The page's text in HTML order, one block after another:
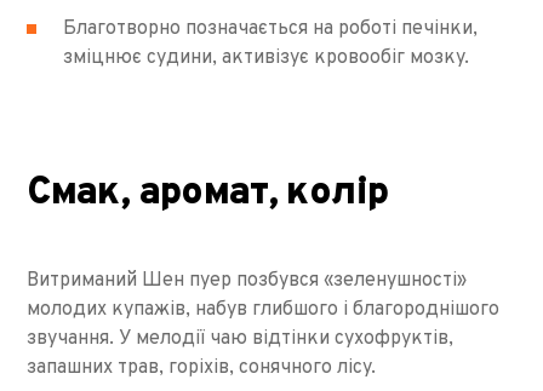
Благотворно позначається на роботі печінки,
зміцнює судини, активізує кровообіг мозку.
Смак, аромат, колір
Витриманий Шен пуер позбувся «зеленушності»
молодих купажів, набув глибшого і благороднішого
звучання. У мелодії чаю відтінки сухофруктів,
запашних трав, горіхів, сонячного лісу.